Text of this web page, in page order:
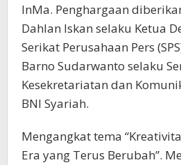
InMa. Penghargaan
Dahlan Iskan selaku Ketua
Serikat Perusahaan Pers
Barno Sudarwanto selaku
Kesekretariatan dan
BNI Syariah.
Mengangkat tema
Era yang Terus Berubah”.